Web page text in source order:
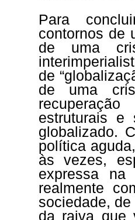
Para
contornos de
de uma
de
de uma
estruturais e
globalizado.
política
às vezes,
expressa
realmente
sociedade,
da raiva que